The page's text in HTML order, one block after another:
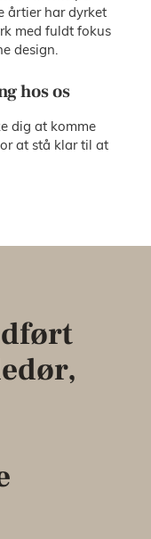
årtier har dyrket
med fuldt fokus
design.
hos os
dig at komme
at stå klar til at